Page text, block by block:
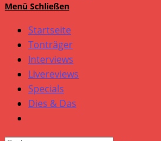
Menü Schließen
Startseite
Tonträger
Interviews
Livereviews
Specials
Dies & Das